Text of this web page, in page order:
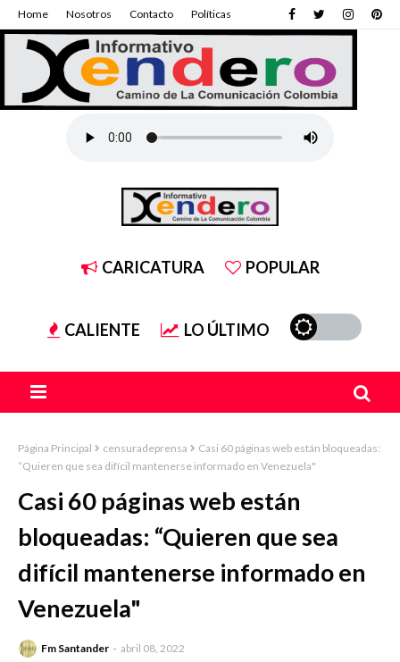
Home Nosotros Contacto Políticas
CARICATURA POPULAR
CALIENTE LO ÚLTIMO
Página Principal censuradeprensa
Casi 60 páginas web están bloqueadas:
“Quieren que sea difícil mantenerse informado en Venezuela"
Casi 60 páginas web están
bloqueadas: “Quieren que sea
difícil mantenerse informado en
Venezuela"
Fm Santander abril 08, 2022